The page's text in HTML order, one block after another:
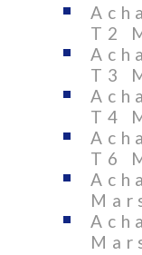
T2
T3
T4
T6